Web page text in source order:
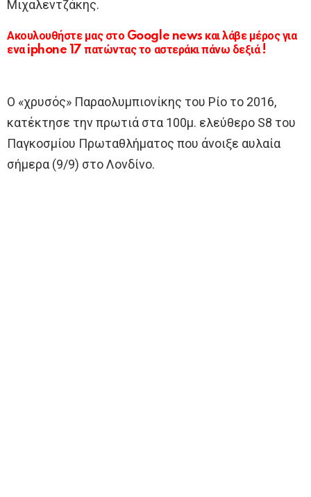
Μιχαλεντζάκης.
Ακουλουθήστε μας στο Google news και λάβε μέρος για
ενα iphone 17 πατώντας το αστεράκι πάνω δεξιά !
Ο «χρυσός» Παραολυμπιονίκης του Ρίο το 2016,
κατέκτησε την πρωτιά στα 100μ. ελεύθερο S8 του
Παγκοσμίου Πρωταθλήματος που άνοιξε αυλαία
σήμερα (9/9) στο Λονδίνο.